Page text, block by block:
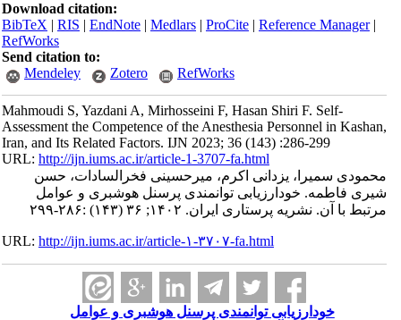
Download citation:
BibTeX|RIS|EndNote|Medlars|ProCite|Reference Manager
RefWorks
Send citation to:
Mendeley
Zotero RefWorks
Mahmoudi S, Yazdani A, Mirhosseini F, Hasan Shiri F. Self-
Assessment the Competence of the Anesthesia Personnel in Kashan,
Iran, and Its Related Factors. IJN 2023; 36 (143) :286-299
URL:http://ijn.iums.ac.ir/article-1-3707-fa.html
محمودی سمیرا، یزدانی اکرم، میرحسینی فخرالسادات، حسن
‌شیری فاطمه. خودارزیابی توانمندی‌ پرسنل هوشبری و عوامل
مرتبط با آن. نشریه پرستاری ایران. ۱۴۰۲; ۳۶ (۱۴۳) :۲۸۶-۲۹۹
URL:http://ijn.iums.ac.ir/article-۱-۳۷۰۷-fa.html
خودارزیابی توانمندی‌ پرسنل هوشبری و عوامل